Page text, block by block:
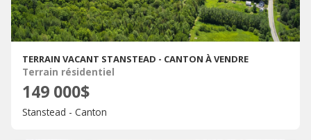
TERRAIN VACANT STANSTEAD - CANTON À VENDRE
Terrain résidentiel
149 000$
Stanstead - Canton